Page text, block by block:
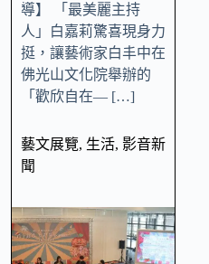
導】 「最美麗主持
人」白嘉莉驚喜現身力
挺，讓藝術家白丰中在
佛光山文化院舉辦的
「歡欣自在— […]
藝文展覽, 生活, 影音新
聞